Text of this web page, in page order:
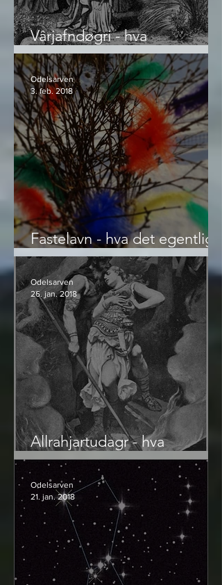
Vârjafndøgri - hva
Bendiksmesse og Jamvår
egentlig er
Fastelavn - hva det egentlig
er
Odelsarven
3. feb. 2018
Allrahjartudagr - hva
Valentinsdagen egentlig er
Odelsarven
26. jan. 2018
Odelsarven
21. jan. 2018